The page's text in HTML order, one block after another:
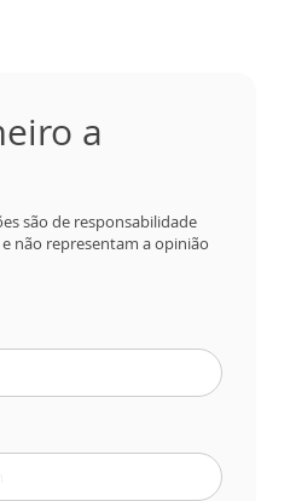
a
são de responsabilidade
não representam a opinião